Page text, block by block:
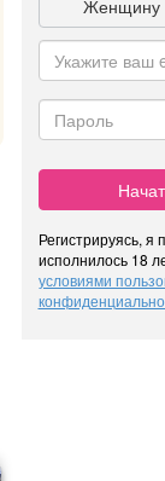
Женщину
Регистрируясь,
исполнилось 18
условиями